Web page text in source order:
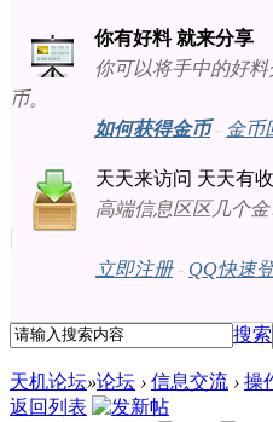
你有好料 就来分享
你可以将手中的好
币。
如何获得金币- 金币
天天来访问 天天有
高端信息区区几个
立即注册- QQ快速
搜索
天机论坛»论坛 › 信息交流 › 操
返回列表